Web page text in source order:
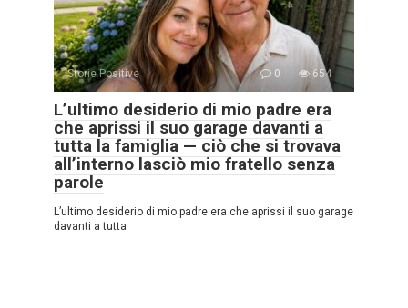
Storie Positive 0 654
L’ultimo desiderio di mio padre era
che aprissi il suo garage davanti a
tutta la famiglia — ciò che si trovava
all’interno lasciò mio fratello senza
parole
L’ultimo desiderio di mio padre era che aprissi il suo garage
davanti a tutta